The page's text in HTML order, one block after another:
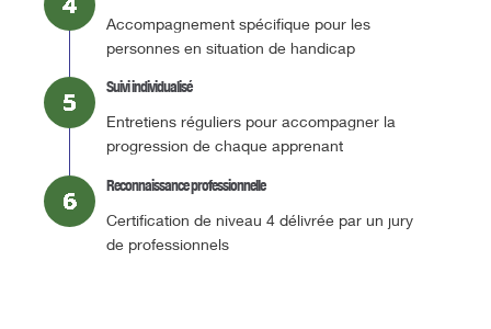
Accompagnement spécifique pour les
personnes en situation de handicap
Suivi individualisé
Entretiens réguliers pour accompagner la
progression de chaque apprenant
Reconnaissance professionnelle
Certification de niveau 4 délivrée par un jury
de professionnels